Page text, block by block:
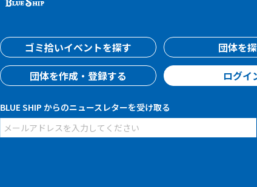
ゴミ拾いイベントを探す
団体を
団体を作成・登録する
ログイ
BLUE SHIP からのニュースレターを受け取る